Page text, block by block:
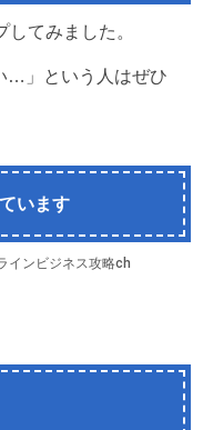
してみました。
…」という人はぜひ
います